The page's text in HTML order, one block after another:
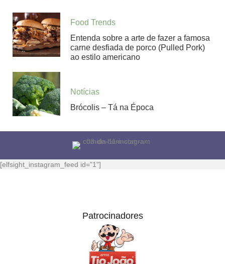
Food Trends
Entenda sobre a arte de fazer a famosa
carne desfiada de porco (Pulled Pork)
ao estilo americano
Notícias
Brócolis – Tá na Época
[elfsight_instagram_feed id="1"]
Patrocinadores